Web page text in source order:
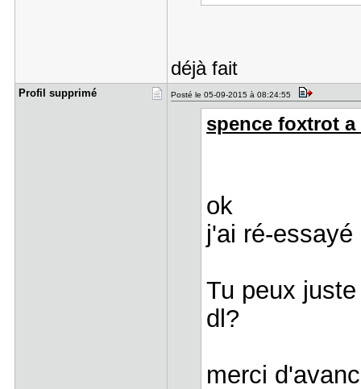
déjà fait
Profil sup​primé Posté le 05-09-2015 à 08:24:55
spence foxtrot
ok
j'ai ré-
Tu peux
dl?
merci